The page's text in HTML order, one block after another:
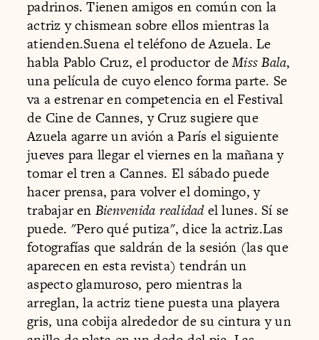
padrinos. Tienen amigos en común con la
actriz y chismean sobre ellos mientras la
atienden.Suena el teléfono de Azuela. Le
habla Pablo Cruz, el productor deMiss Bala,
una película de cuyo elenco forma parte. Se
va a estrenar en competencia en el Festival
de Cine de Cannes, y Cruz sugiere que
Azuela agarre un avión a París el siguiente
jueves para llegar el viernes en la mañana y
tomar el tren a Cannes. El sábado puede
hacer prensa, para volver el domingo, y
trabajar en Bienvenida realidadel lunes. Sí se
puede. "Pero qué putiza", dice la actriz.Las
fotografías que saldrán de la sesión (las que
aparecen en esta revista) tendrán un
aspecto glamuroso, pero mientras la
arreglan, la actriz tiene puesta una playera
gris, una cobija alrededor de su cintura y un